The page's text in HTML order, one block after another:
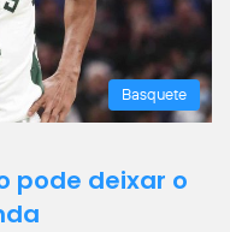
Basquete
pode deixar o